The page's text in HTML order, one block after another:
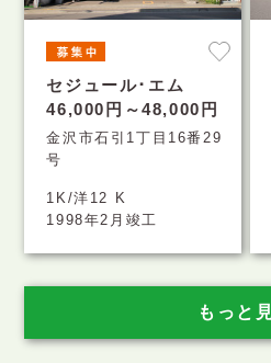
セジュール･エム
46,000円～48,000円
金沢市石引1丁目16番29
号
1K/洋12 K
1998年2月竣工